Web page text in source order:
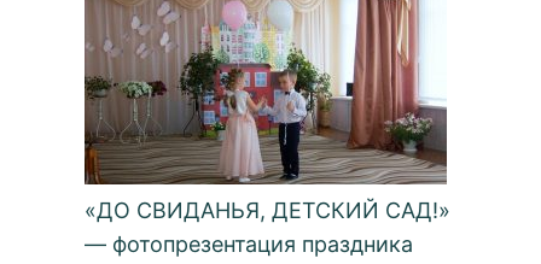
«ДО СВИДАНЬЯ, ДЕТСКИЙ САД!»
— фотопрезентация праздника